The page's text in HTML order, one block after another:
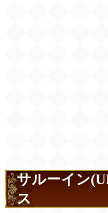
サルーイン
ス